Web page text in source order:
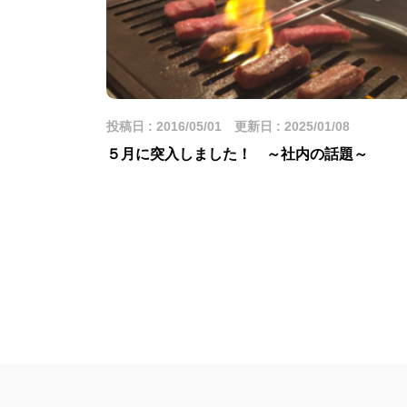
投稿日 : 2016/05/01 更新日 : 2025/01/08
５月に突入しました！ ～社内の話題～